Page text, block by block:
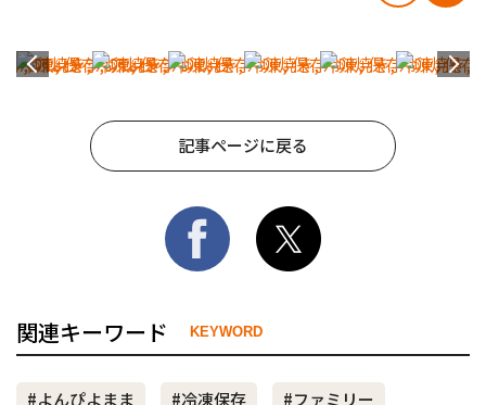
記事ページに戻る
関連キーワード KEYWORD
#よんぴよまま #冷凍保存
#ファミリー